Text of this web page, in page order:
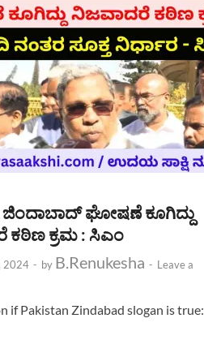
ಜಿಂದಾಬಾದ್ ಘೋಷಣೆ ಕೂಗಿದ್ದು
ಕಠಿಣ ಕ್ರಮ : ಸಿಎಂ
2024 - by B.Renukesha - Leave a
if Pakistan Zindabad slogan is true: